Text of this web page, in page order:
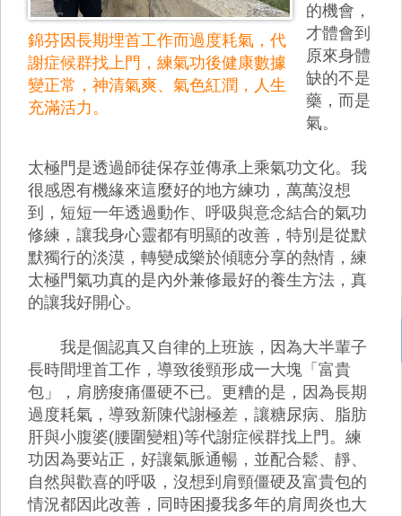
錦芬因長期埋首工作而過度耗氣，代
謝症候群找上門，練氣功後健康數據
變正常，神清氣爽、氣色紅潤，人生
充滿活力。
的機會，
才體會到
原來身體
缺的不是
藥，而是
氣。
太極門是透過師徒保存並傳承上乘氣功文化。我
很感恩有機緣來這麼好的地方練功，萬萬沒想
到，短短一年透過動作、呼吸與意念結合的氣功
修練，讓我身心靈都有明顯的改善，特別是從默
默獨行的淡漠，轉變成樂於傾聴分享的熱情，練
太極門氣功真的是內外兼修最好的養生方法，真
的讓我好開心。
我是個認真又自律的上班族，因為大半輩子
長時間埋首工作，導致後頸形成一大塊「富貴
包」，肩膀痠痛僵硬不已。更糟的是，因為長期
過度耗氣，導致新陳代謝極差，讓糖尿病、脂肪
肝與小腹婆(腰圍變粗)等代謝症候群找上門。練
功因為要站正，好讓氣脈通暢，並配合鬆、靜、
自然與歡喜的呼吸，沒想到肩頸僵硬及富貴包的
情況都因此改善，同時困擾我多年的肩周炎也大